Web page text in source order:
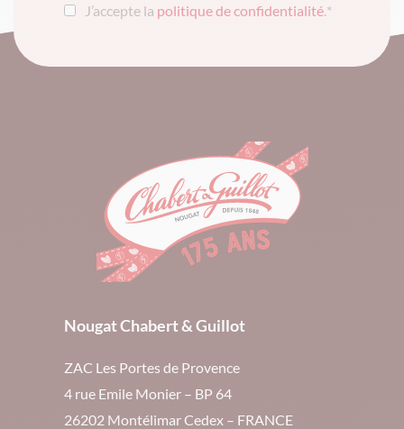
J’accepte la politique de confidentialité *
Nougat Chabert & Guillot
ZAC Les Portes de Provence
4 rue Emile Monier – BP 64
26202 Montélimar Cedex – FRANCE